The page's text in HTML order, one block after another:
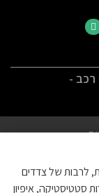
רכב -
לרבות של צדדים
סטטיסטיקה, איפיון